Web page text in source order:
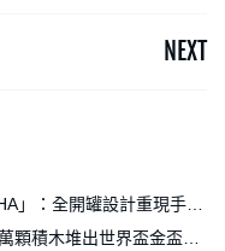
NEXT
」：全開罐設計重現手打
顆積木堆出世界盃金盃，